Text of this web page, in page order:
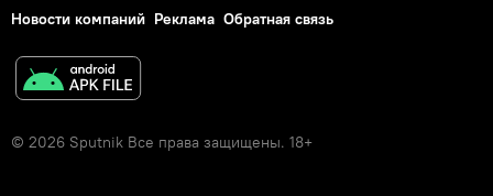
Новости компаний Реклама Обратная связь
© 2026 Sputnik Все права защищены. 18+